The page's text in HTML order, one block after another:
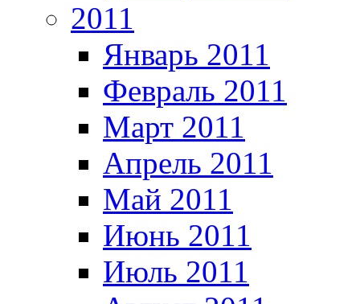
2011
Январь 2011
Февраль 2011
Март 2011
Апрель 2011
Май 2011
Июнь 2011
Июль 2011